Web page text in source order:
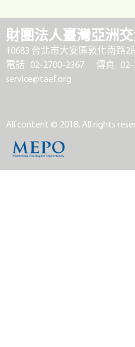
財團法人臺灣亞洲
10683 台北市大安區敦化南路2
電話 02-2700-2367
傳真 02-
service@taef.org
All content © 2018. All rights